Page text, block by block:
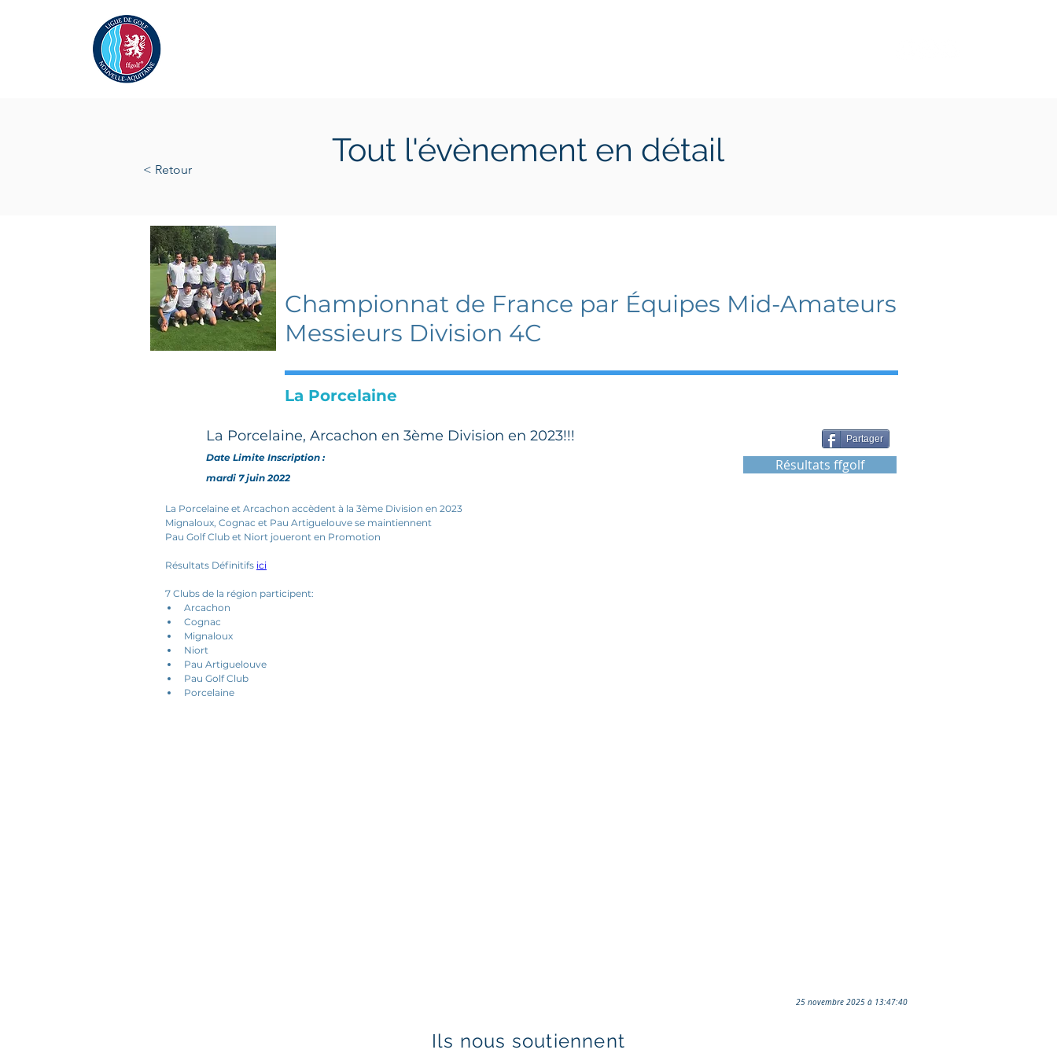
Tout l'évènement en détail
< Retour
Championnat de France par Équipes Mid-Amateurs
Messieurs Division 4C
La Porcelaine
La Porcelaine, Arcachon en 3ème Division en 2023!!!
Date Limite Inscription :
mardi 7 juin 2022
Partager
Résultats ffgolf
La Porcelaine et Arcachon accèdent à la 3ème Division en 2023
Mignaloux, Cognac et Pau Artiguelouve se maintiennent
Pau Golf Club et Niort joueront en Promotion
Résultats Définitifs ici
7 Clubs de la région participent:
Arcachon
Cognac
Mignaloux
Niort
Pau Artiguelouve
Pau Golf Club
Porcelaine
25 novembre 2025 à 13:47:40
Ils nous soutiennent